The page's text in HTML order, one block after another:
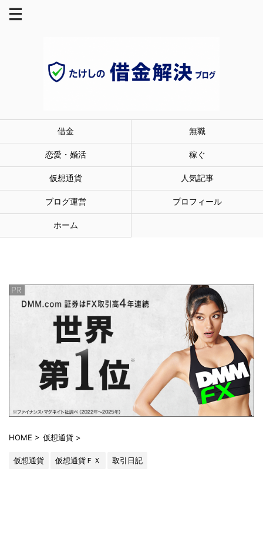
借金 無職
恋愛・婚活 稼ぐ
仮想通貨 人気記事
ブログ運営 プロフィール
ホーム
HOME > 仮想通貨 >
仮想通貨 仮想通貨ＦＸ 取引日記